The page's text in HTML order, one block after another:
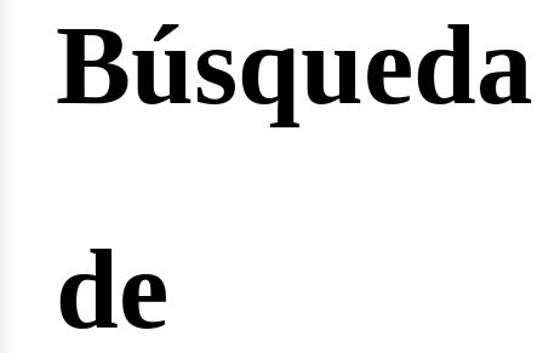
Búsqueda
de